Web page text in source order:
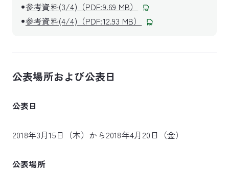
参考資料(3/4)（PDF:9.69 MB）
参考資料(4/4)（PDF:12.93 MB）
公表場所および公表日
公表日
2018年3月15日（木）から2018年4月20日（金）
公表場所